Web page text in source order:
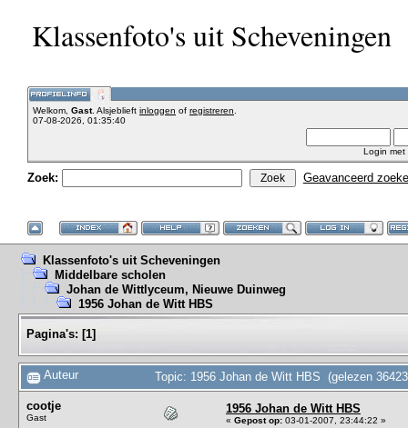
Klassenfoto's uit Scheveningen
Welkom, Gast. Alsjeblieft inloggen of registreren
07-08-2026, 01:35:40
Login met
Zoek: Geavanceerd
Klassenfoto's uit Scheveningen
Middelbare scholen
Johan de Wittlyceum, Nieuwe Duinweg
1956 Johan de Witt HBS
Pagina's: [1]
Auteur Topic: 1956 Johan de Witt HBS (gelezen
cootje
Gast
1956 Johan de Witt HBS
« Gepost op: 03-01-2007, 23:44:22 »